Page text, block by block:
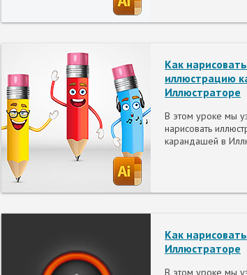
Как нарисовать
иллюстрацию
Иллюстраторе
В этом уроке мы
нарисовать
карандашей в
Как
Иллюстраторе
В этом уроке мы